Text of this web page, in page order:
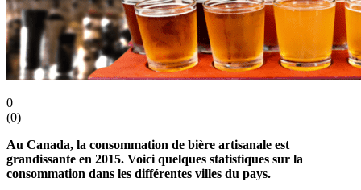
0
(0)
Au Canada, la consommation de bière artisanale est
grandissante en 2015. Voici quelques statistiques sur la
consommation dans les différentes villes du pays.